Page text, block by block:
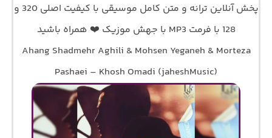
پخش آنلاین ترانه و متن کامل موسیقی با کیفیت اصلی 320 و
128 با فرمت MP3 با جهش موزیک ❤️ همراه باشید
Ahang Shadmehr Aghili & Mohsen Yeganeh & Morteza
Pashaei – Khosh Omadi (jaheshMusic)